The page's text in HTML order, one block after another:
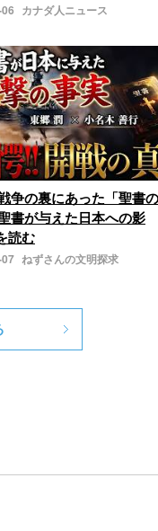
カナダ人ニュース
争の裏にあった「聖書
書が与えた日本への影
読む
ねずさんの文明探求